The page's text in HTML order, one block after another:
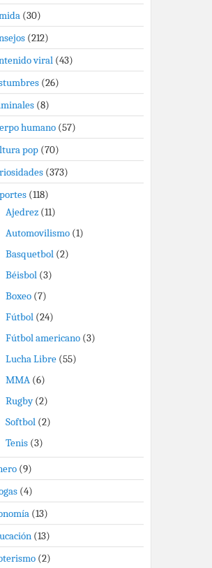
(30)
(212)
viral (43)
(26)
(8)
humano (57)
pop (70)
(373)
(118)
Ajedrez (11)
Automovilismo (1)
Basquetbol (2)
Béisbol (3)
Boxeo (7)
Fútbol (24)
Fútbol americano (3)
Lucha Libre (55)
MMA (6)
Rugby(2)
Softbol (2)
Tenis (3)
(9)
(4)
(13)
(13)
(2)